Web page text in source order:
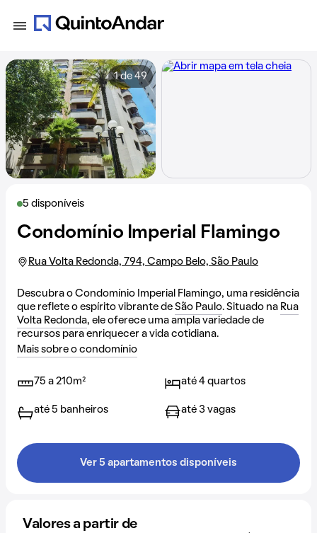
5 disponíveis
Condomínio Imperial Flamingo
Rua Volta Redonda, 794, Campo Belo, São Paulo
Descubra o Condomínio Imperial Flamingo, uma residência
que reflete o espírito vibrante de São Paulo. Situado na Rua
Volta Redonda, ele oferece uma ampla variedade de
recursos para enriquecer a vida cotidiana.
Mais sobre o condomínio
75 a 210m² até 4 quartos
até 5 banheiros até 3 vagas
Ver 5 apartamentos disponíveis
Valores a partir de
1 de 49